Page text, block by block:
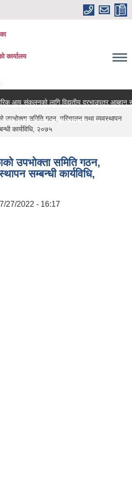
कार्यालय
आय संकलनको लागि विद्युतीय दरभाउपत्र आब्हान
स्थायी शिक्षक सरुवा सम्बन्धमा ।।।
उपभोक्ता समिति गठन, परिचालन तथा व्यवस्थापन
कार्यविधि, २०७५
उपभोक्ता समिति गठन,
सम्बन्धी कार्यविधि,
27/2022 - 16:17